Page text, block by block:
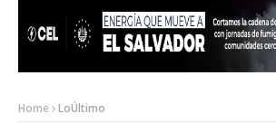
Home LoÚltimo